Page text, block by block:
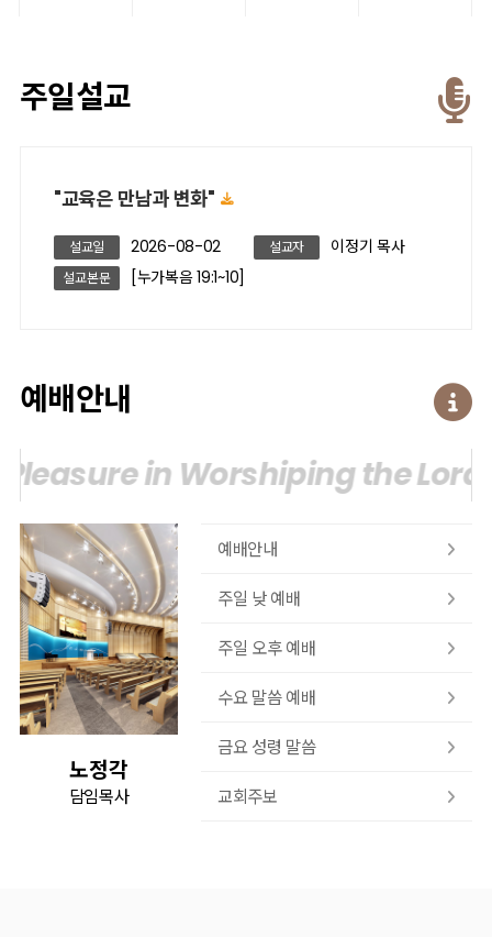
주일설교
"교육은 만남과 변화"
설교일 2026-08-02 설교자 이정기 목사
설교본문 [누가복음 19:1~10]
예배안내
in Worshiping the Lord.
노정각
담임목사
예배안내
주일 낮 예배
주일 오후 예배
수요 말씀 예배
금요 성령 말씀
교회주보